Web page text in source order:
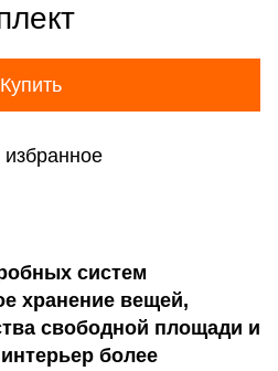
Купить
избранное
систем
хранение вещей,
свободной площади и
более